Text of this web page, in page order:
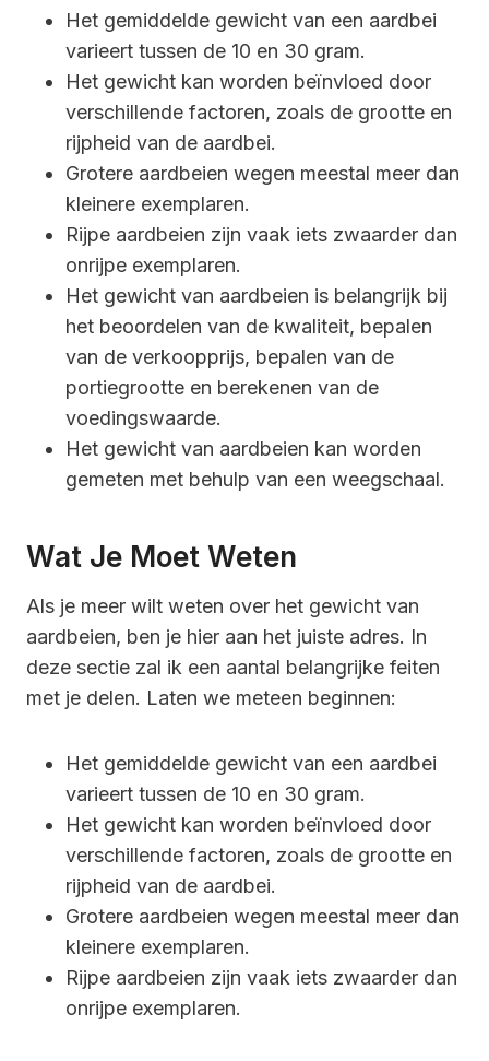
Het gemiddelde gewicht van een aardbei
varieert tussen de 10 en 30 gram.
Het gewicht kan worden beïnvloed door
verschillende factoren, zoals de grootte en
rijpheid van de aardbei.
Grotere aardbeien wegen meestal meer dan
kleinere exemplaren.
Rijpe aardbeien zijn vaak iets zwaarder dan
onrijpe exemplaren.
Het gewicht van aardbeien is belangrijk bij
het beoordelen van de kwaliteit, bepalen
van de verkoopprijs, bepalen van de
portiegrootte en berekenen van de
voedingswaarde.
Het gewicht van aardbeien kan worden
gemeten met behulp van een weegschaal.
Wat Je Moet Weten
Als je meer wilt weten over het gewicht van
aardbeien, ben je hier aan het juiste adres. In
deze sectie zal ik een aantal belangrijke feiten
met je delen. Laten we meteen beginnen:
Het gemiddelde gewicht van een aardbei
varieert tussen de 10 en 30 gram.
Het gewicht kan worden beïnvloed door
verschillende factoren, zoals de grootte en
rijpheid van de aardbei.
Grotere aardbeien wegen meestal meer dan
kleinere exemplaren.
Rijpe aardbeien zijn vaak iets zwaarder dan
onrijpe exemplaren.